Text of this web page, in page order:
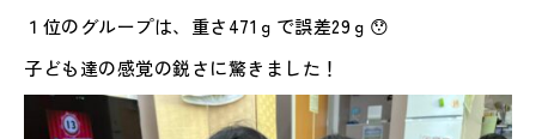
１位のグループは、重さ471ｇで誤差29ｇ😯
子ども達の感覚の鋭さに驚きました！